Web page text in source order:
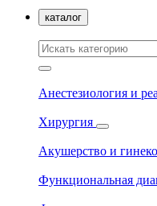
каталог
Анестезиология и
Хирургия
Акушерство и
Функциональная